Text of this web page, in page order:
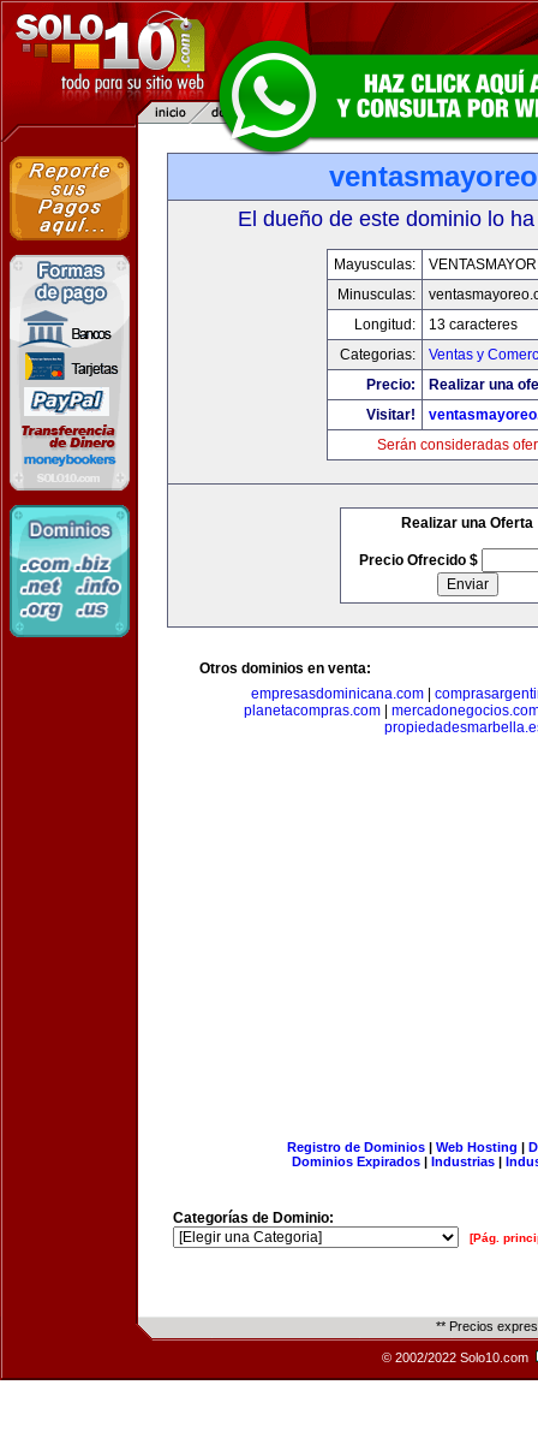
El dueño de este dominio lo
Mayusculas:
Minusculas:
Longitud:
13 caracteres
Categorias:
Ventas y
Precio:
Realizar una
Visitar!
Serán consideradas
Realizar una Oferta
Precio Ofrecido $
Otros dominios en venta:
empresasdominicana.com|
planetacompras.com
Registro de Dominios| Web Hosting |
Dominios Expirados | Industrias |
Categorías de Dominio:
[Pág.
** Precios
© 2002/2022 Solo10.com